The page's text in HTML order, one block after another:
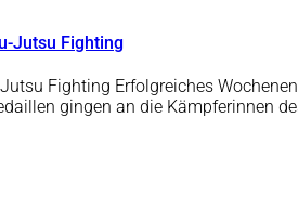
Jutsu Fighting
Fighting Erfolgreiches
gingen an die Kämpferinnen